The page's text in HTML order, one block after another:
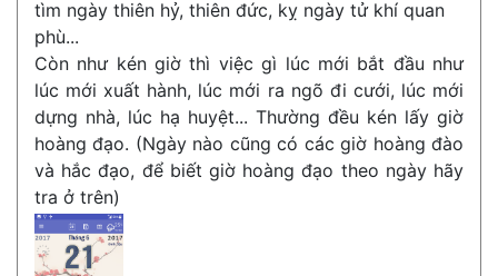
tìm ngày thiên hỷ, thiên đức, kỵ ngày tử khí quan
phù...
Còn như kén giờ thì việc gì lúc mới bắt đầu như
lúc mới xuất hành, lúc mới ra ngõ đi cưới, lúc mới
dựng nhà, lúc hạ huyệt... Thường đều kén lấy giờ
hoàng đạo. (Ngày nào cũng có các giờ hoàng đào
và hắc đạo, để biết giờ hoàng đạo theo ngày hãy
tra ở trên)